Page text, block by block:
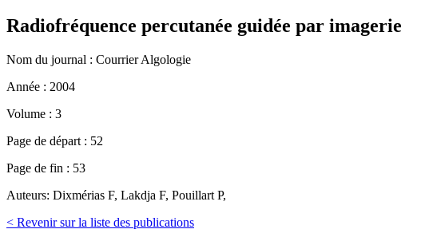
Radiofréquence percutanée guidée par imagerie
Nom du journal : Courrier Algologie
Année : 2004
Volume : 3
Page de départ : 52
Page de fin : 53
Auteurs: Dixmérias F, Lakdja F, Pouillart P,
< Revenir sur la liste des publications